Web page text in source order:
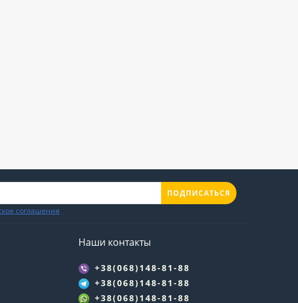
ПОДПИСАТЬСЯ
соглашения
Наши контакты
+38(068)148-81-88
+38(068)148-81-88
+38(068)148-81-88